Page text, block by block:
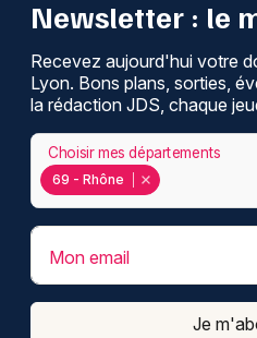
Concerts
Sports
Soirées
Sorties famille
Expos
Montpellier
Nantes
Nice
Paris
Strasbourg
Toulouse
Toutes les villes
Newsletter : le
Recevez aujourd'hui votre
Lyon. Bons plans, sorties,
la rédaction JDS, chaque
69 - Rhône
Choisir mes départements
Mon email
Je